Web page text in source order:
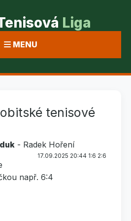
Liga
MENU
tenisové
- Radek Hoření
17.09.2025 20:44 1:6 2:6
např. 6:4